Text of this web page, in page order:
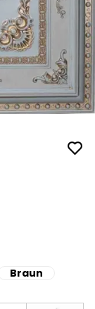
Braun